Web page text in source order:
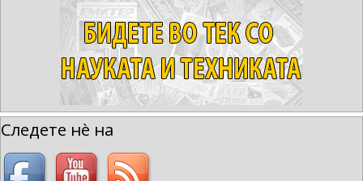
Следете нè на